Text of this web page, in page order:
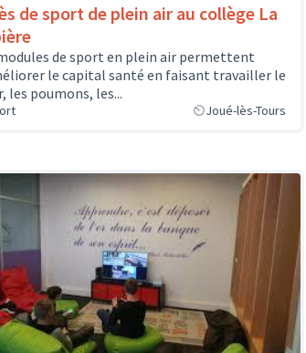
de sport de plein air au collège La
de sport en plein air permettent
le capital santé en faisant travailler le
les poumons, les...
Joué-lès-Tours